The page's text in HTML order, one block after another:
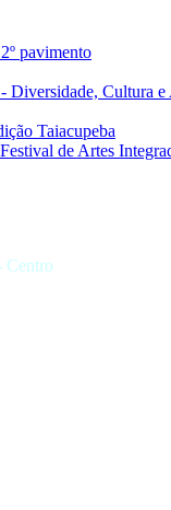
pavimento
Diversidade, Cultura e
Taiacupeba
de Artes
Centro